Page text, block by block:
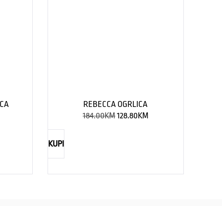
REBECCA OGRLICA
184.00KM128.80KM
KUPI